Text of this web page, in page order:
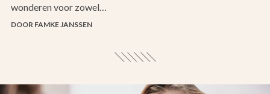
wonderen voor zowel…
DOOR FAMKE JANSSEN